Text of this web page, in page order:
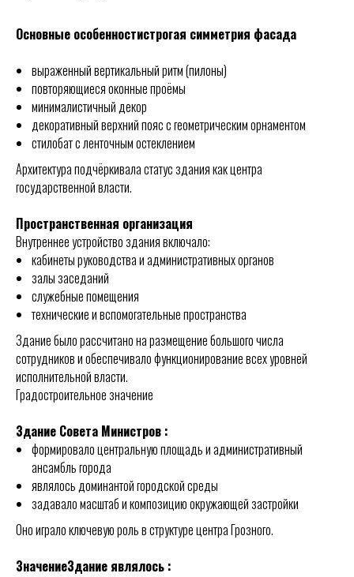
Основные особенностистрогая симметрия фасада
выраженный вертикальный ритм (пилоны)
повторяющиеся оконные проёмы
минималистичный декор
декоративный верхний пояс с геометрическим орнаментом
стилобат с ленточным остеклением
Архитектура подчёркивала статус здания как центра
государственной власти.
Пространственная организация
Внутреннее устройство здания включало:
кабинеты руководства и административных органов
залы заседаний
служебные помещения
технические и вспомогательные пространства
Здание было рассчитано на размещение большого числа
сотрудников и обеспечивало функционирование всех уровней
исполнительной власти.
Градостроительное значение
Здание Совета Министров :
формировало центральную площадь и административный
ансамбль города
являлось доминантой городской среды
задавало масштаб и композицию окружающей застройки
Оно играло ключевую роль в структуре центра Грозного.
ЗначениеЗдание являлось :